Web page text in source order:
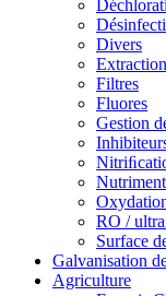
Divers
Filtres
Fluores
Gestion
RO /
Surface
Galvanisation
Agriculture